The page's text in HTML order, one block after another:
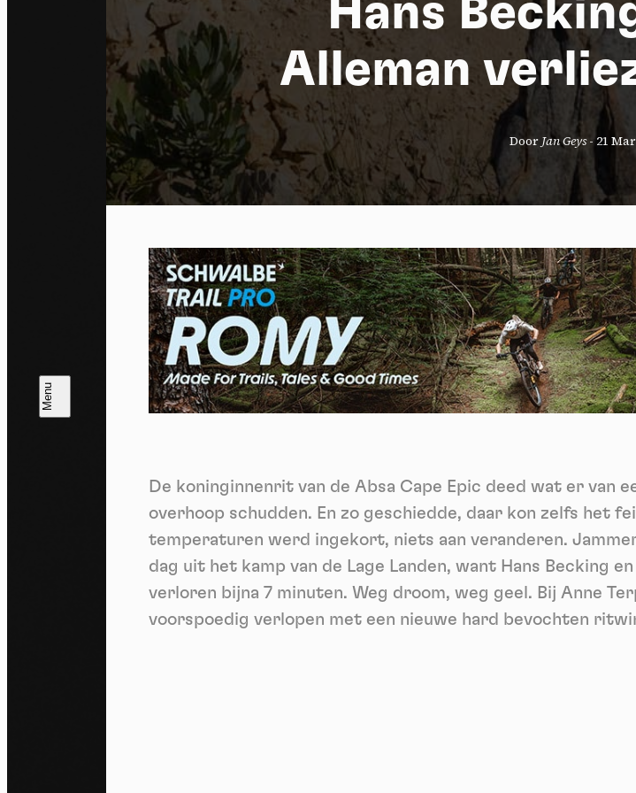
Hans
Alleman
Door Jan Geys-21
De koninginnenrit van de Absa Cape Epic deed wat er
overhoop schudden. En zo geschiedde, daar kon zelfs het
temperaturen werd ingekort, niets aan veranderen.
dag uit het kamp van de Lage Landen, want Hans Becking
verloren bijna 7 minuten. Weg droom, weg geel. Bij Anne
voorspoedig verlopen met een nieuwe hard bevochten
Ik ga akkoord met het ontvangen van deze
Aanmelden
Cookies
Privacy policy
Allow all cookies Deny all cookies
Videos
Vimeo disallowed -This
Allow Deny
YouTube disallowed -This
Allow Deny